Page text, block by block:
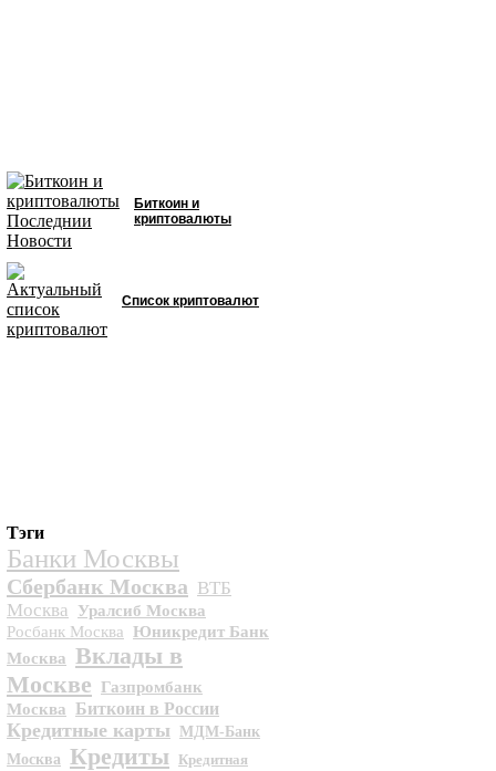
Биткоин и
криптовалюты
Список криптовалют
Тэги
Банки Москвы
Сбербанк Москва ВТБ
Москва
Уралсиб Москва
Росбанк Москва
Юникредит Банк
Москва Вклады в
Москве
Газпромбанк
Москва
Биткоин в России
Кредитные карты
МДМ-Банк
Москва Кредиты Кредитная